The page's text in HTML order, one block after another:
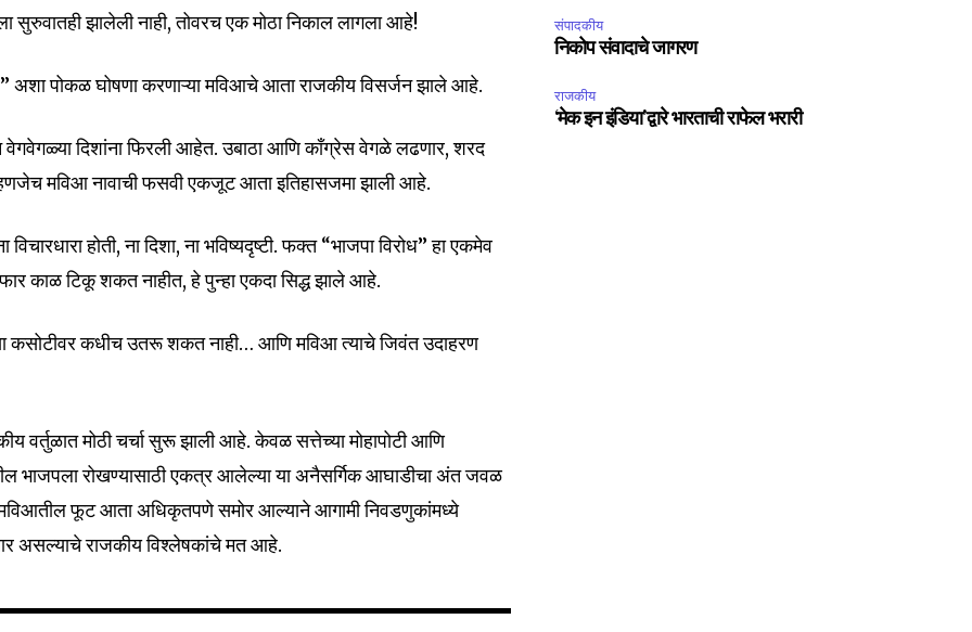
worry, we respect your privacy and
is safe with us.
SUBSCRIBE
I've read and accept the Privacy Policy
32,111
सुरुवातही झालेली नाही, तोवरच एक मोठा निकाल लागला आहे!
अशा पोकळ घोषणा करणाऱ्या मविआचे आता राजकीय विसर्जन झाले आहे.
वेगवेगळ्या दिशांना फिरली आहेत. उबाठा आणि काँग्रेस वेगळे लढणार, शरद
मविआ नावाची फसवी एकजूट आता इतिहासजमा झाली आहे.
होती, ना दिशा, ना भविष्यदृष्टी. फक्त “भाजपा विरोध” हा एकमेव
काळ टिकू शकत नाहीत, हे पुन्हा एकदा सिद्ध झाले आहे.
कसोटीवर कधीच उतरू शकत नाही… आणि मविआ त्याचे जिवंत उदाहरण
वर्तुळात मोठी चर्चा सुरू झाली आहे. केवळ सत्तेच्या मोहापोटी आणि
भाजपला रोखण्यासाठी एकत्र आलेल्या या अनैसर्गिक आघाडीचा अंत जवळ
फूट आता अधिकृतपणे समोर आल्याने आगामी निवडणुकांमध्ये
असल्याचे राजकीय विश्लेषकांचे मत आहे.
संपादकीय
निकोप संवादाचे जागरण
राजकीय
‘मेक इन इंडिया’द्वारे भारताची राफेल भरारी